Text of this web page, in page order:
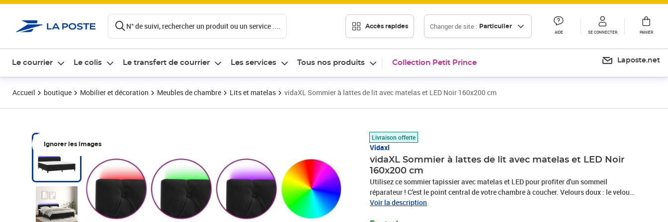
N° de suivi, rechercher un produit ou un service .... Accès rapides Changer de site : Particulier
AIDE SE CONNECTER PANIER
Le courrier Le colis Le transfert de courrier Les services Tous nos produits Collection Petit Prince Laposte.net
Accueil boutique Mobilier et décoration Meubles de chambre Lits et matelas vidaXL Sommier à lattes de lit avec matelas et LED Noir 160x200 cm
Ignorer les images
Livraison offerte
Vidaxl
vidaXL Sommier à lattes de lit avec matelas et LED Noir
160x200 cm
Utilisez ce sommier tapissier avec matelas et LED pour profiter d'un sommeil
réparateur ! C'est le point central de votre chambre à coucher. Velours doux : le velours
est un tissu doux et luxueux qui se reconnaît à son tas dense de fibres uniformément
Voir la description
Prix barré 579,99 €
Prix 523,89€